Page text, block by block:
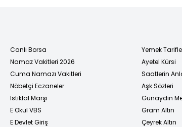
Canlı Borsa
Namaz Vakitleri 2026
Cuma Namazı Vakitleri
Nöbetçi Eczaneler
İstiklal Marşı
E Okul VBS
E Devlet Giriş
Yemek
Ayetel Kürsi
Saatlerin
Aşk Sözleri
Günaydın
Gram Altın
Çeyrek Altın